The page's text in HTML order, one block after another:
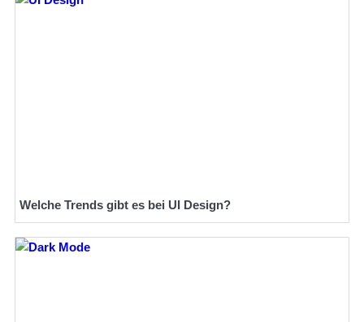
Welche Trends gibt es bei UI Design?